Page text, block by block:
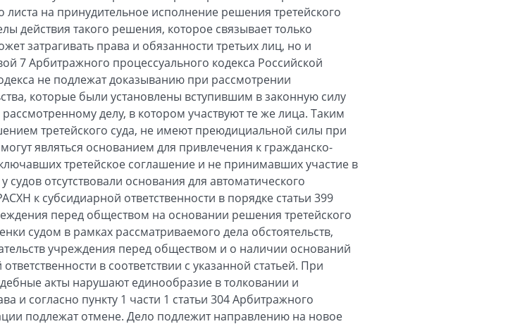
на принудительное исполнение решения третейского
действия такого решения, которое связывает только
затрагивать права и обязанности третьих лиц, но и
7 Арбитражного процессуального кодекса Российской
не подлежат доказыванию при рассмотрении
которые были установлены вступившим в законную силу
делу, в котором участвуют те же лица. Таким
третейского суда, не имеют преюдициальной силы при
являться основанием для привлечения к гражданско-
третейское соглашение и не принимавших участие в
судов отсутствовали основания для автоматического
к субсидиарной ответственности в порядке статьи 399
перед обществом на основании решения третейского
судом в рамках рассматриваемого дела обстоятельств,
учреждения перед обществом и о наличии оснований
в соответствии с указанной статьей. При
акты нарушают единообразие в толковании и
согласно пункту 1 части 1 статьи 304 Арбитражного
подлежат отмене. Дело подлежит направлению на новое